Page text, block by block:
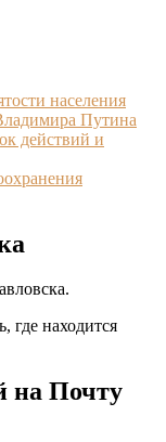
населения
Путина
действий и
где находится
на Почту